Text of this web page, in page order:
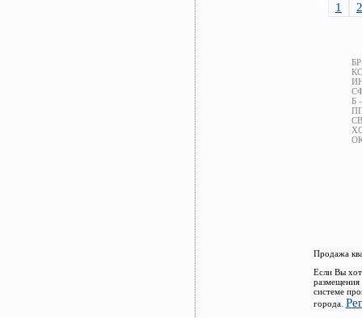
1 2
Б
Продажа
Если Вы
системе
города.